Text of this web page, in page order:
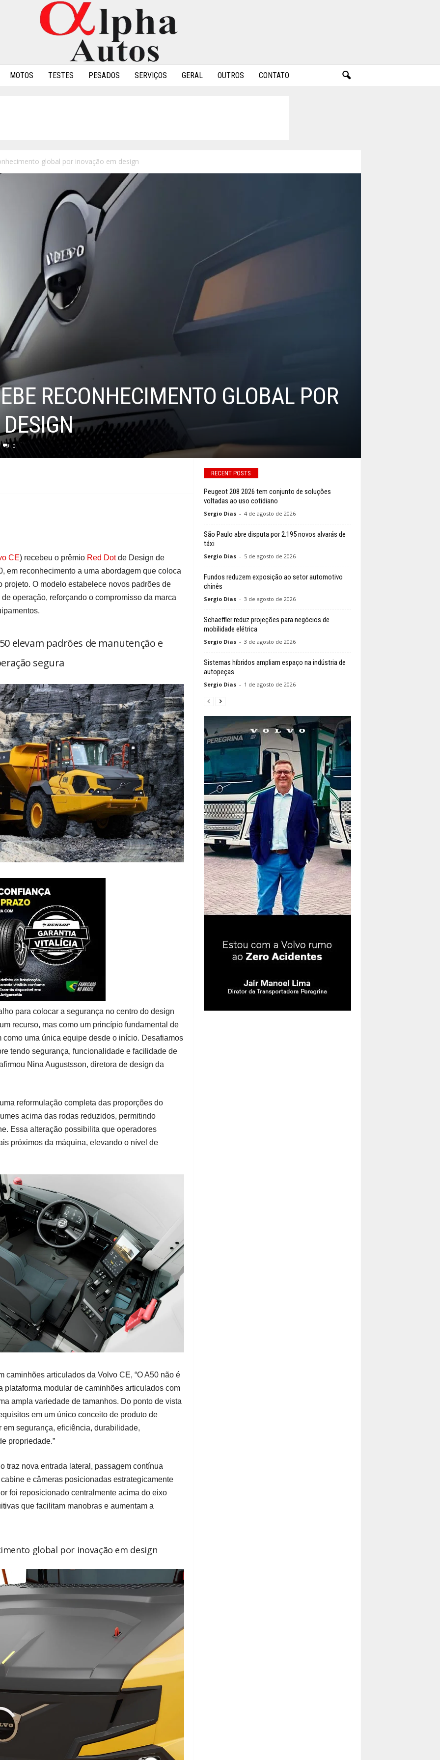
MOTOS TESTES PESADOS SERVIÇOS GERAL OUTROS CONTATO
global por inovação em design
RECONHECIMENTO GLOBAL POR
0
CE) recebeu o prêmio Red Dotde Design de
em reconhecimento a uma abordagem que coloca
O modelo estabelece novos padrões de
operação, reforçando o compromisso da marca
elevam padrões de manutenção e
segura
para colocar a segurança no centro do design
recurso, mas como um princípio fundamental de
uma única equipe desde o início. Desafiamos
tendo segurança, funcionalidade e facilidade de
Nina Augustsson, diretora de design da
reformulação completa das proporções do
acima das rodas reduzidos, permitindo
Essa alteração possibilita que operadores
próximos da máquina, elevando o nível de
caminhões articulados da Volvo CE, “O A50 não é
plataforma modular de caminhões articulados com
ampla variedade de tamanhos. Do ponto de vista
em um único conceito de produto de
segurança, eficiência, durabilidade,
propriedade.”
traz nova entrada lateral, passagem contínua
e câmeras posicionadas estrategicamente
foi reposicionado centralmente acima do eixo
que facilitam manobras e aumentam a
global por inovação em design
RECENT POSTS
Peugeot 208 2026 tem conjunto de soluções
voltadas ao uso cotidiano
Sergio Dias - 4 de agosto de 2026
São Paulo abre disputa por 2.195 novos alvarás de
táxi
Sergio Dias - 5 de agosto de 2026
Fundos reduzem exposição ao setor automotivo
chinês
Sergio Dias - 3 de agosto de 2026
Schaeffler reduz projeções para negócios de
mobilidade elétrica
Sergio Dias - 3 de agosto de 2026
Sistemas híbridos ampliam espaço na indústria de
autopeças
Sergio Dias - 1 de agosto de 2026